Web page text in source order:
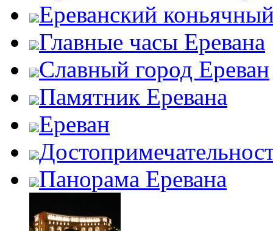
Ереванский
Главные часы Еревана
Славный город Ереван
Памятник Еревана
Ереван
Панорама Еревана